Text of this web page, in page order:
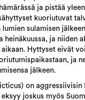
ja pistää
kuoriutuvat
sulamisen
heinäkuussa, ja niiden
aikaan. Hyttyset eivät
ja
jälkeen.
on aggressiivisin
joskus myös